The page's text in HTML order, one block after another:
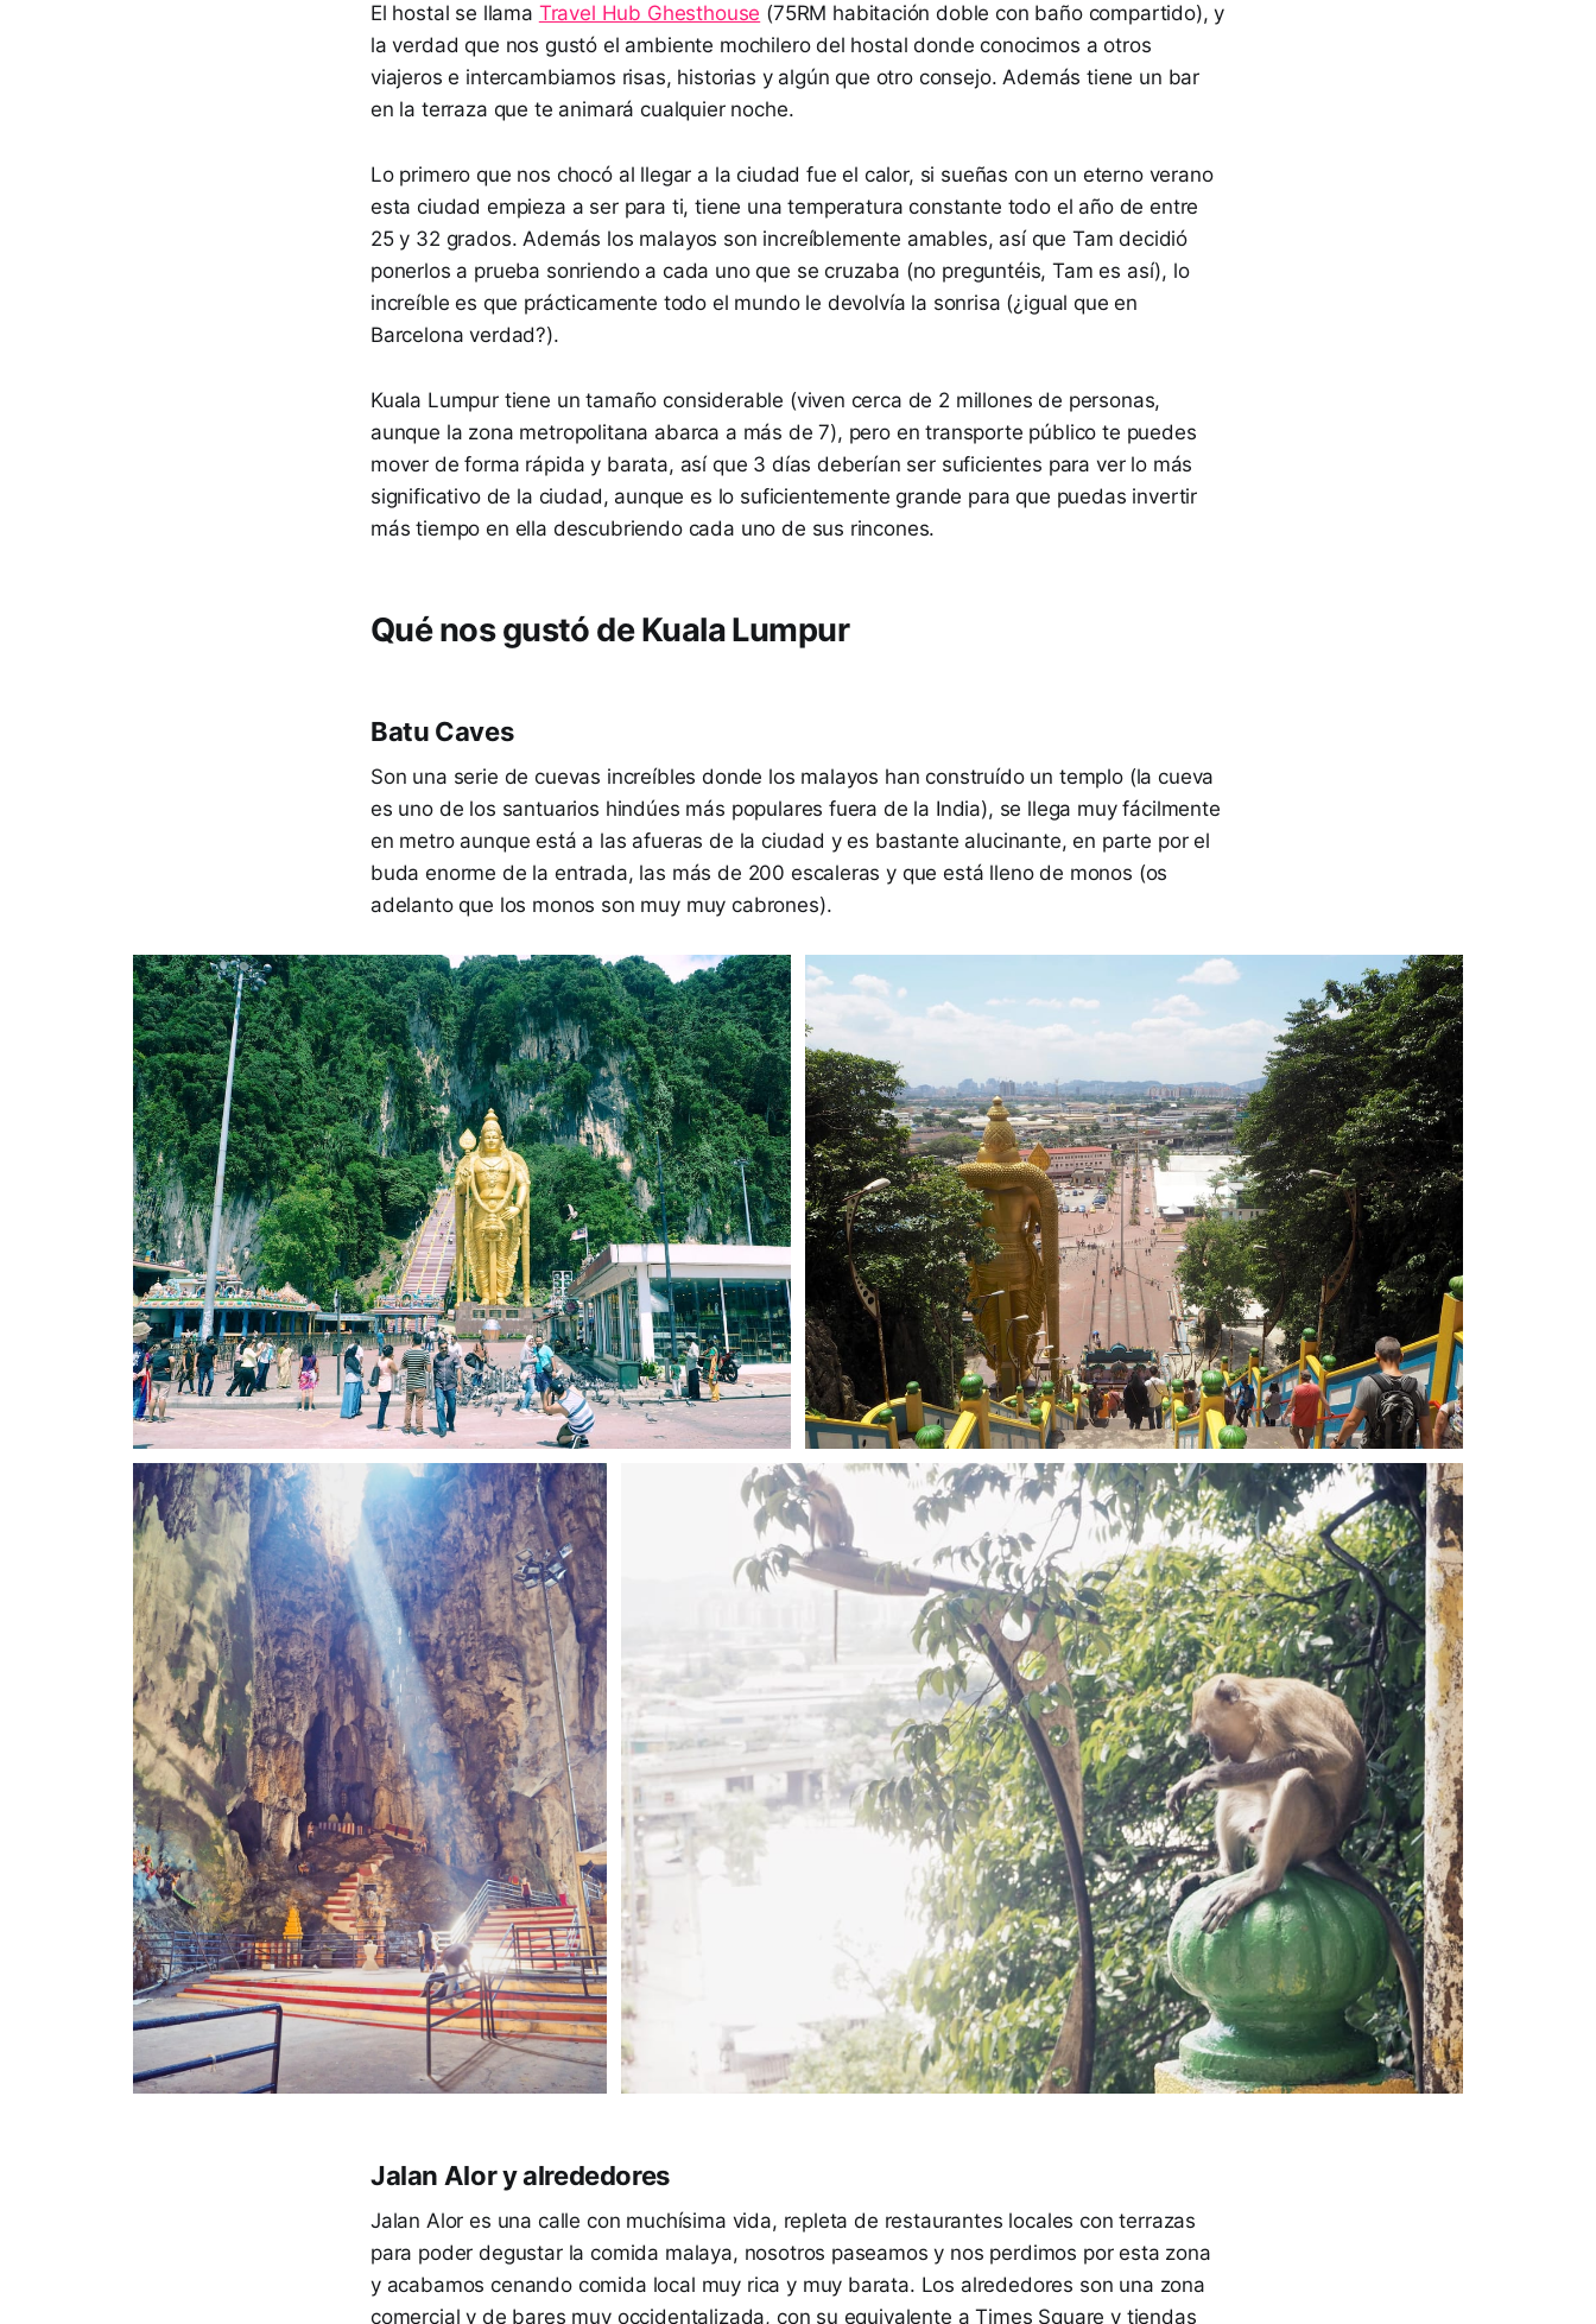
El hostal se llama Travel Hub Ghesthouse (75RM habitación doble con baño compartido), y
la verdad que nos gustó el ambiente mochilero del hostal donde conocimos a otros
viajeros e intercambiamos risas, historias y algún que otro consejo. Además tiene un bar
en la terraza que te animará cualquier noche.
Lo primero que nos chocó al llegar a la ciudad fue el calor, si sueñas con un eterno verano
esta ciudad empieza a ser para ti, tiene una temperatura constante todo el año de entre
25 y 32 grados. Además los malayos son increíblemente amables, así que Tam decidió
ponerlos a prueba sonriendo a cada uno que se cruzaba (no preguntéis, Tam es así), lo
increíble es que prácticamente todo el mundo le devolvía la sonrisa (¿igual que en
Barcelona verdad?).
Kuala Lumpur tiene un tamaño considerable (viven cerca de 2 millones de personas,
aunque la zona metropolitana abarca a más de 7), pero en transporte público te puedes
mover de forma rápida y barata, así que 3 días deberían ser suficientes para ver lo más
significativo de la ciudad, aunque es lo suficientemente grande para que puedas invertir
más tiempo en ella descubriendo cada uno de sus rincones.
Qué nos gustó de Kuala Lumpur
Batu Caves
Son una serie de cuevas increíbles donde los malayos han construído un templo (la cueva
es uno de los santuarios hindúes más populares fuera de la India), se llega muy fácilmente
en metro aunque está a las afueras de la ciudad y es bastante alucinante, en parte por el
buda enorme de la entrada, las más de 200 escaleras y que está lleno de monos (os
adelanto que los monos son muy muy cabrones).
Jalan Alor y alrededores
Jalan Alor es una calle con muchísima vida, repleta de restaurantes locales con terrazas
para poder degustar la comida malaya, nosotros paseamos y nos perdimos por esta zona
y acabamos cenando comida local muy rica y muy barata. Los alrededores son una zona
comercial y de bares muy occidentalizada, con su equivalente a Times Square y tiendas